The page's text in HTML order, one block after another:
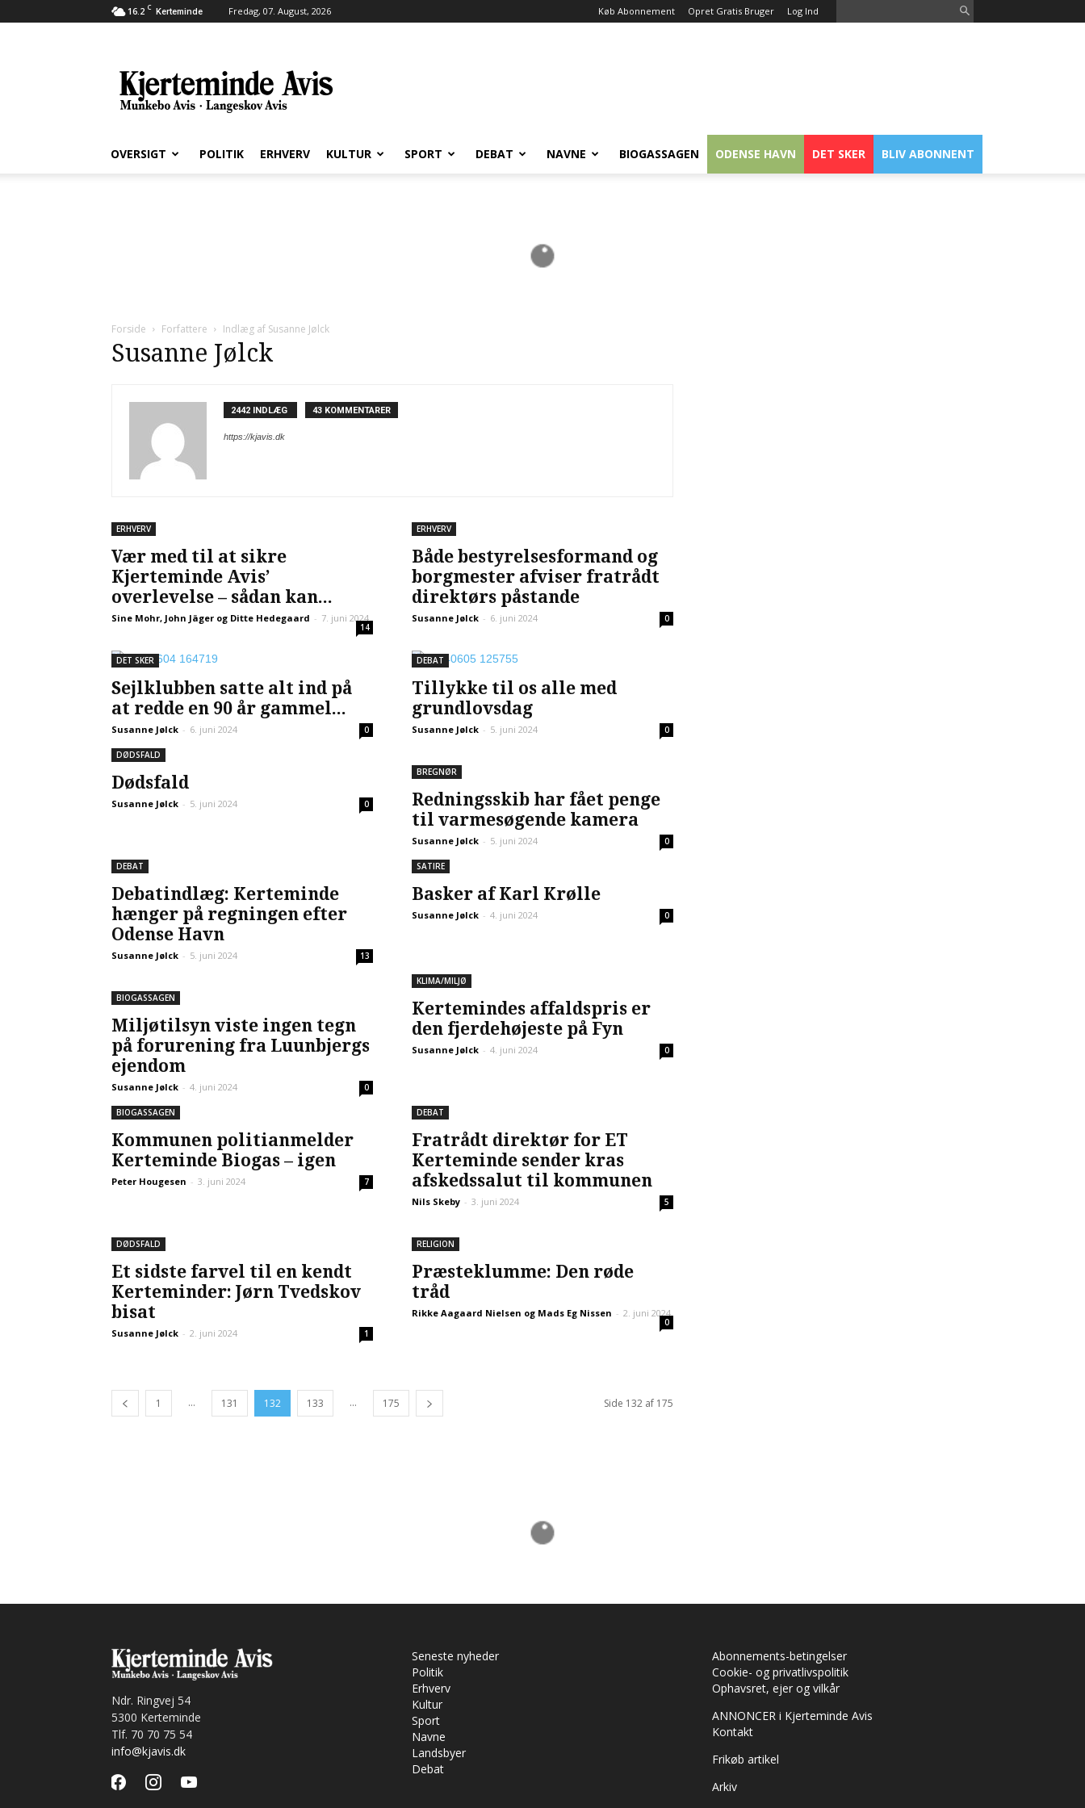
16.2 C Kerteminde Fredag, 07. August, 2026 Køb Abonnement Opret Gratis Bruger Log Ind
Avis
OVERSIGT POLITIK ERHVERV KULTUR SPORT DEBAT NAVNE BIOGASSAGEN ODENSE HAVN DET SKER BLIV ABONNENT
Forside Forfattere Indlæg af Susanne Jølck
Susanne Jølck
2442 INDLÆG 43 KOMMENTARER
https://kjavis.dk
ERHVERV
Vær med til at sikre
Kjerteminde Avis’
overlevelse – sådan kan...
Sine Mohr, John Jäger og Ditte Hedegaard - 7. juni 2024
14
ERHVERV
Både bestyrelsesformand og
borgmester afviser fratrådt
direktørs påstande
Susanne Jølck - 6. juni 2024 0
DET SKER
Sejlklubben satte alt ind på
at redde en 90 år gammel...
Susanne Jølck - 6. juni 2024 0
DEBAT
Tillykke til os alle med
grundlovsdag
Susanne Jølck - 5. juni 2024 0
DØDSFALD
Dødsfald
Susanne Jølck - 5. juni 2024 0
BREGNØR
Redningsskib har fået penge
til varmesøgende kamera
Susanne Jølck - 5. juni 2024 0
DEBAT
Debatindlæg: Kerteminde
hænger på regningen efter
Odense Havn
Susanne Jølck - 5. juni 2024 13
SATIRE
Basker af Karl Krølle
Susanne Jølck - 4. juni 2024 0
BIOGASSAGEN
Miljøtilsyn viste ingen tegn
på forurening fra Luunbjergs
ejendom
Susanne Jølck - 4. juni 2024 0
KLIMA/MILJØ
Kertemindes affaldspris er
den fjerdehøjeste på Fyn
Susanne Jølck - 4. juni 2024 0
BIOGASSAGEN
Kommunen politianmelder
Kerteminde Biogas – igen
Peter Hougesen - 3. juni 2024 7
DEBAT
Fratrådt direktør for ET
Kerteminde sender kras
afskedssalut til kommunen
Nils Skeby - 3. juni 2024 5
DØDSFALD
Et sidste farvel til en kendt
Kerteminder: Jørn Tvedskov
bisat
Susanne Jølck - 2. juni 2024 1
RELIGION
Præsteklumme: Den røde
tråd
Rikke Aagaard Nielsen og Mads Eg Nissen - 2. juni 2024
0
1 ... 131 132 133 ... 175 Side 132 af 175
Ndr. Ringvej 54
5300 Kerteminde
Tlf. 70 70 75 54
info@kjavis.dk
facebookinstagramyoutube
Seneste nyheder
Politik
Erhverv
Kultur
Sport
Navne
Landsbyer
Debat
Abonnements-betingelser
Cookie- og privatlivspolitik
Ophavsret, ejer og vilkår
ANNONCER i Kjerteminde Avis
Kontakt
Frikøb artikel
Arkiv